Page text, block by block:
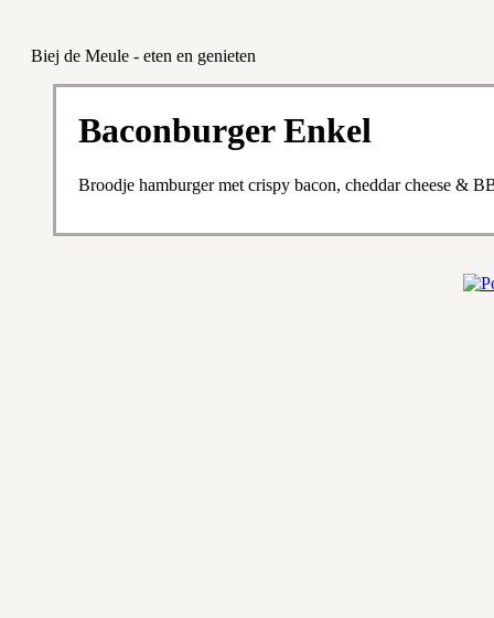
Biej de Meule - eten en genieten
Baconburger Enkel
Broodje hamburger met crispy bacon, cheddar cheese &